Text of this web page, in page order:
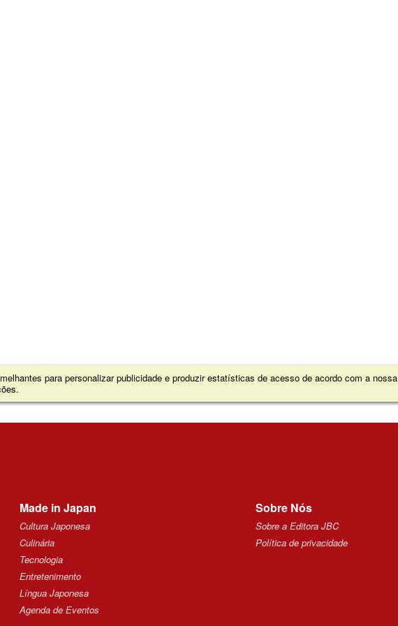
para personalizar publicidade e produzir estatísticas de acesso de acordo com a nossa
Made in Japan
Cultura Japonesa
Culinária
Tecnologia
Entretenimento
Língua Japonesa
Agenda de Eventos
Sobre Nós
Sobre a Editora JBC
Política de privacidade